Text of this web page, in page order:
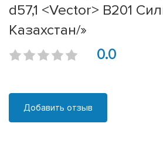
d57,1 <Vector> В201
Казахстан/»
0.0
Добавить отзыв